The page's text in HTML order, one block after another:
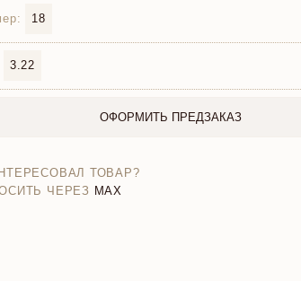
18
3.22
ОФОРМИТЬ ПРЕДЗАКАЗ
ТОВАР?
ЧЕРЕЗ
MAX